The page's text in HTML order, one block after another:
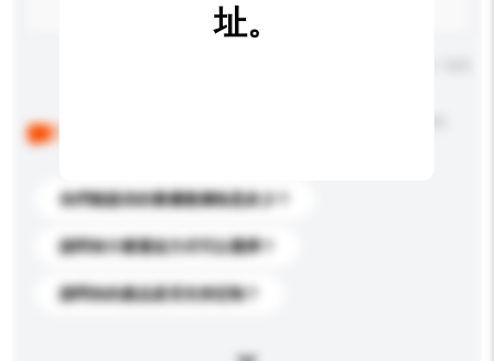
你們能提供的最優惠價格是多少？
請問有什麼運送方式可以選擇？
請問你的產品是否支持定制？
址。